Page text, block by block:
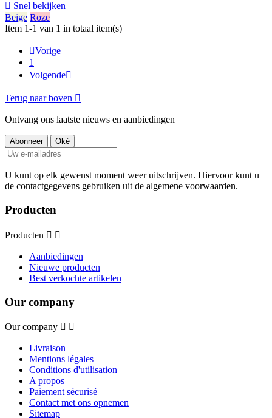
 Snel bekijken
Beige Roze
Item 1-1 van 1 in totaal item(s)
Vorige
1
Volgende
Terug naar boven 
Ontvang ons laatste nieuws en aanbiedingen
U kunt op elk gewenst moment weer uitschrijven. Hiervoor kunt u
de contactgegevens gebruiken uit de algemene voorwaarden.
Producten
Producten  
Aanbiedingen
Nieuwe producten
Best verkochte artikelen
Our company
Our company  
Livraison
Mentions légales
Conditions d'utilisation
A propos
Paiement sécurisé
Contact met ons opnemen
Sitemap